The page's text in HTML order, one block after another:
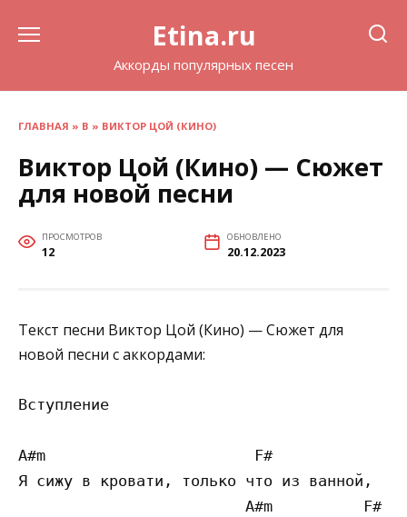
Etina.ru
Аккорды популярных песен
ГЛАВНАЯ » В » ВИКТОР ЦОЙ (КИНО)
Виктор Цой (Кино) — Сюжет
для новой песни
ПРОСМОТРОВ
12
ОБНОВЛЕНО
20.12.2023
Текст песни Виктор Цой (Кино) — Сюжет для
новой песни с аккордами:
Вступление
A#m                       F#
Я сижу в кровати, только что из ванной,
                         A#m          F#